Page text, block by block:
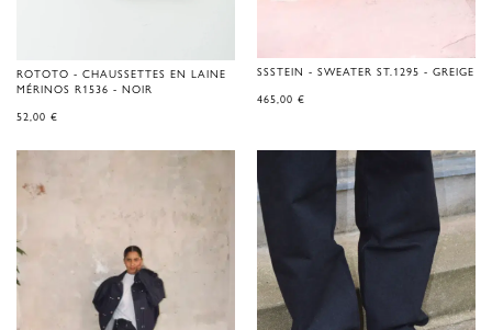
ROTOTO - CHAUSSETTES EN LAINE
MÉRINOS R1536 - NOIR
52,00 €
SSSTEIN - SWEATER ST.1295 - GREIGE
465,00 €